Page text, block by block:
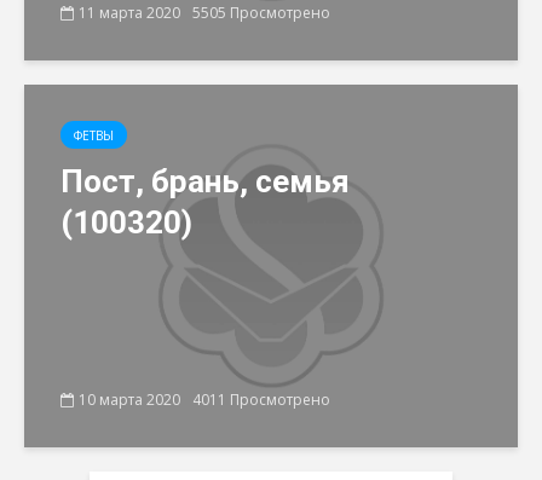
11 марта 2020 5505 Просмотрено
ФЕТВЫ
Пост, брань, семья
(100320)
10 марта 2020 4011 Просмотрено